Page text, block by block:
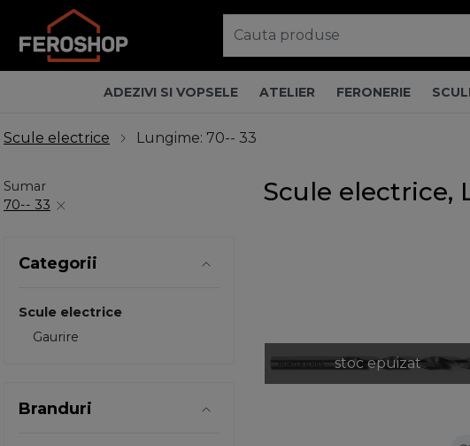
ADEZIVI SI VOPSELE ATELIER FERONERIE
Scule electrice Lungime: 70-- 33
Sumar
70-- 33
Categorii
Scule electrice
Gaurire
Branduri
Scule electrice,
stoc epuizat